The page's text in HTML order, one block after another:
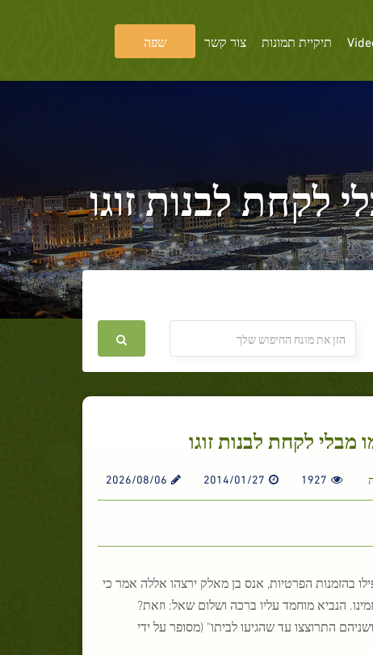
תיקיית תמונות צור קשר שפה
לבנות זוגו
לקחת לבנות זוגו
1927
2014/01/27
2026/08/06
בהזמנות הפרטיות, אנס בן מאלק ירצהו אללה אמר כי
הנביא מוחמד עליו ברכה ושלום שאל: וזאת?
התרוצצו עד שהגיעו לביתו" (מסופר על ידי